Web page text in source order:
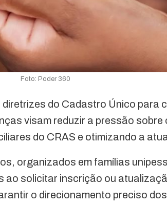
Foto: Poder 360
do Cadastro Único para
visam reduzir a pressão sobre
do CRAS e otimizando a
organizados em famílias
solicitar inscrição ou
o direcionamento preciso